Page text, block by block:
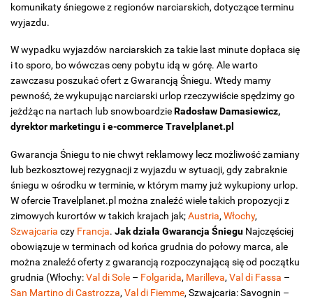
komunikaty śniegowe z regionów narciarskich, dotyczące terminu
wyjazdu.
W wypadku wyjazdów narciarskich za takie last minute dopłaca się
i to sporo, bo wówczas ceny pobytu idą w górę. Ale warto
zawczasu poszukać ofert z Gwarancją Śniegu. Wtedy mamy
pewność, że wykupując narciarski urlop rzeczywiście spędzimy go
jeżdżąc na nartach lub snowboardzieRadosław Damasiewicz,
dyrektor marketingu i e-commerce Travelplanet.pl
Gwarancja Śniegu to nie chwyt reklamowy lecz możliwość zamiany
lub bezkosztowej rezygnacji z wyjazdu w sytuacji, gdy zabraknie
śniegu w ośrodku w terminie, w którym mamy już wykupiony urlop.
W ofercie Travelplanet.pl można znaleźć wiele takich propozycji z
zimowych kurortów w takich krajach jak;Austria, Włochy,
Szwajcaria czy Francja. Jak działa Gwarancja Śniegu Najczęściej
obowiązuje w terminach od końca grudnia do połowy marca, ale
można znaleźć oferty z gwarancją rozpoczynającą się od początku
grudnia (Włochy:Val di Sole – Folgarida, Marilleva, Val di Fassa –
San Martino di Castrozza, Val di Fiemme, Szwajcaria: Savognin –